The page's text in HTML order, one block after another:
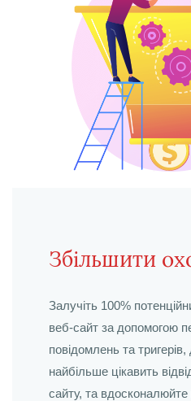
Збільшити
Залучіть 100%
веб-сайт за допомогою
повідомлень та
найбільше цікавить
сайту, та вдосконалюйте